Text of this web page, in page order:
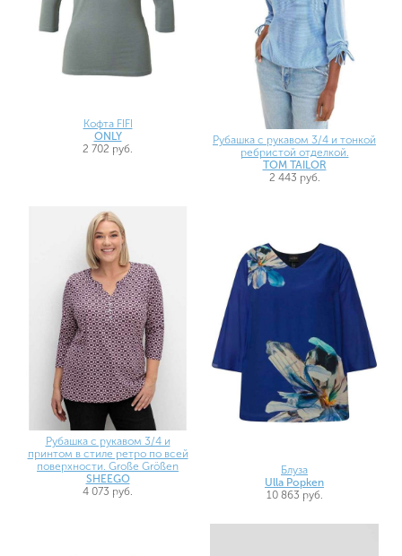
Кофта FIFI
ONLY
2 702 руб.
Рубашка с рукавом 3/4 и тонкой
ребристой отделкой.
TOM TAILOR
2 443 руб.
Рубашка с рукавом 3/4 и
принтом в стиле ретро по всей
поверхности. Große Größen
SHEEGO
4 073 руб.
Блуза
Ulla Popken
10 863 руб.